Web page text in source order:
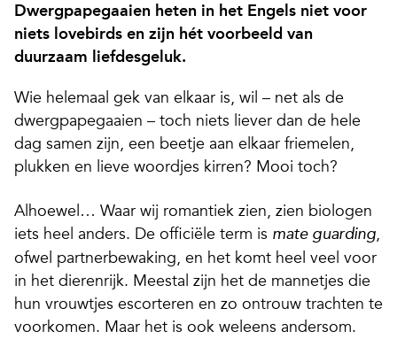
Dwergpapegaaien heten in het Engels niet voor
niets lovebirds en zijn hét voorbeeld van
duurzaam liefdesgeluk.
Wie helemaal gek van elkaar is, wil – net als de
dwergpapegaaien – toch niets liever dan de hele
dag samen zijn, een beetje aan elkaar friemelen,
plukken en lieve woordjes kirren? Mooi toch?
Alhoewel… Waar wij romantiek zien, zien biologen
iets heel anders. De officiële term is mate guarding,
ofwel partnerbewaking, en het komt heel veel voor
in het dierenrijk. Meestal zijn het de mannetjes die
hun vrouwtjes escorteren en zo ontrouw trachten te
voorkomen. Maar het is ook weleens andersom.